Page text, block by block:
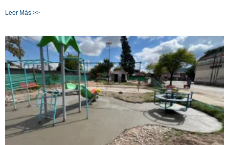
Leer Más >>